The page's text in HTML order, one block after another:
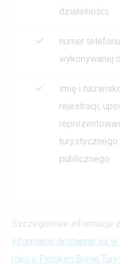
działalności;
numer
wykonywanej
imię i
rejestracji,
turystycznego
publicznego.
Szczegółowe informacje
informacje dostępne są
roku o Polskim Bonie